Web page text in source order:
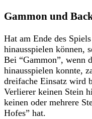
Gammon und
Hat am Ende des
hinausspielen können,
Bei “Gammon”, wenn
hinausspielen konnte,
dreifache Einsatz wird
Verlierer keinen Stein
keinen oder mehrere
Hofes” hat.